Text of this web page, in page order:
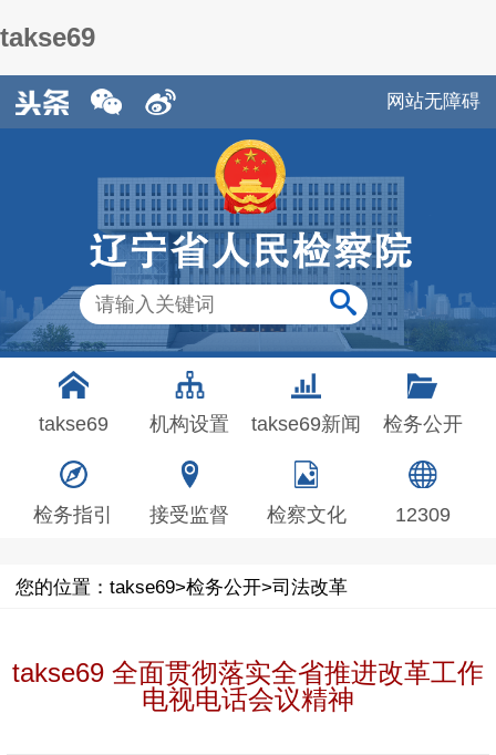
takse69
网站无障碍
takse69 机构设置 takse69新闻 检务公开
检务指引 接受监督 检察文化 12309
您的位置：takse69>检务公开>司法改革
takse69 全面贯彻落实全省推进改革工作
电视电话会议精神